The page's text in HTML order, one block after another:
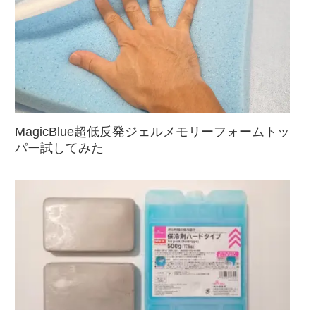
MagicBlue超低反発ジェルメモリーフォームトッ
パー試してみた